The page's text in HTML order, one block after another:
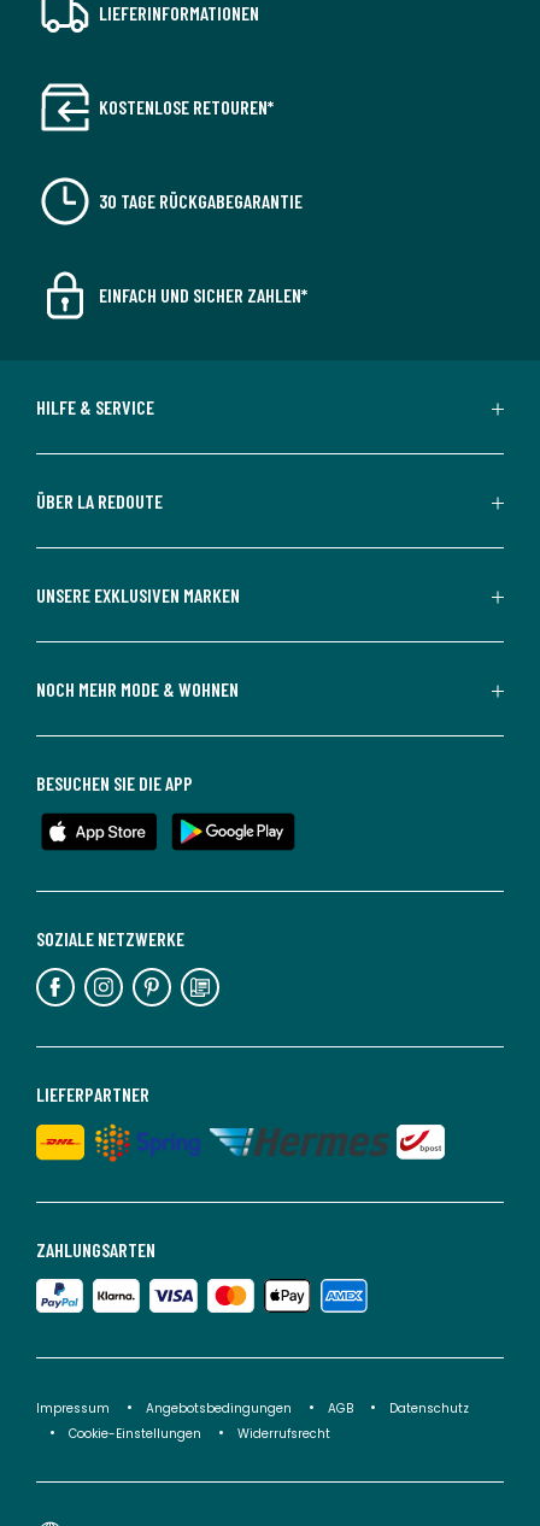
LIEFERINFORMATIONEN
KOSTENLOSE RETOUREN*
30 TAGE RÜCKGABEGARANTIE
EINFACH UND SICHER ZAHLEN*
HILFE & SERVICE
ÜBER LA REDOUTE
UNSERE EXKLUSIVEN MARKEN
NOCH MEHR MODE & WOHNEN
ZAHLUNGSARTEN
LIEFERPARTNER
SOZIALE NETZWERKE
BESUCHEN SIE DIE APP
Impressum Angebotsbedingungen AGB
Datenschutz
Cookie-Einstellungen
Widerrufsrecht